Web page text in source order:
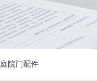
庭院门配件